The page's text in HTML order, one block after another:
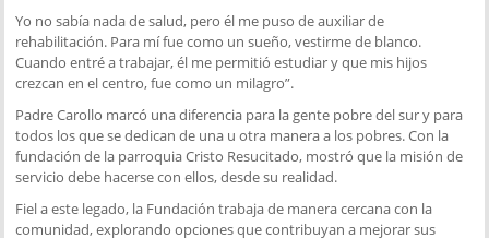
Yo no sabía nada de salud, pero él me puso de auxiliar de
rehabilitación. Para mí fue como un sueño, vestirme de blanco.
Cuando entré a trabajar, él me permitió estudiar y que mis hijos
crezcan en el centro, fue como un milagro”.
Padre Carollo marcó una diferencia para la gente pobre del sur y para
todos los que se dedican de una u otra manera a los pobres. Con la
fundación de la parroquia Cristo Resucitado, mostró que la misión de
servicio debe hacerse con ellos, desde su realidad.
Fiel a este legado, la Fundación trabaja de manera cercana con la
comunidad, explorando opciones que contribuyan a mejorar sus